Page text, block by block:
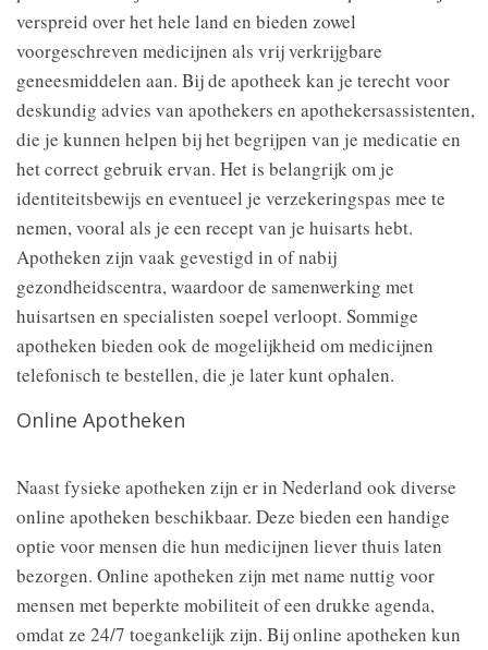
verspreid over het hele land en bieden zowel
voorgeschreven medicijnen als vrij verkrijgbare
geneesmiddelen aan. Bij de apotheek kan je terecht voor
deskundig advies van apothekers en apothekersassistenten,
die je kunnen helpen bij het begrijpen van je medicatie en
het correct gebruik ervan. Het is belangrijk om je
identiteitsbewijs en eventueel je verzekeringspas mee te
nemen, vooral als je een recept van je huisarts hebt.
Apotheken zijn vaak gevestigd in of nabij
gezondheidscentra, waardoor de samenwerking met
huisartsen en specialisten soepel verloopt. Sommige
apotheken bieden ook de mogelijkheid om medicijnen
telefonisch te bestellen, die je later kunt ophalen.
Online Apotheken
Naast fysieke apotheken zijn er in Nederland ook diverse
online apotheken beschikbaar. Deze bieden een handige
optie voor mensen die hun medicijnen liever thuis laten
bezorgen. Online apotheken zijn met name nuttig voor
mensen met beperkte mobiliteit of een drukke agenda,
omdat ze 24/7 toegankelijk zijn. Bij online apotheken kun